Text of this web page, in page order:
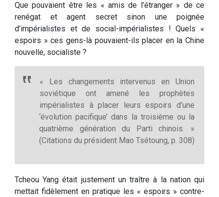
Que pouvaient être les « amis de l’étranger » de ce
renégat et agent secret sinon une poignée
d’impérialistes et de social-impérialistes ! Quels «
espoirs » ces gens-là pouvaient-ils placer en la Chine
nouvelle, socialiste ?
« Les changements intervenus en Union
soviétique ont amené les prophètes
impérialistes à placer leurs espoirs d’une
‘évolution pacifique’ dans la troisième ou la
quatrième génération du Parti chinois. »
(Citations du président Mao Tsétoung, p. 308)
Tcheou Yang était justement un traître à la nation qui
mettait fidèlement en pratique les « espoirs » contre-